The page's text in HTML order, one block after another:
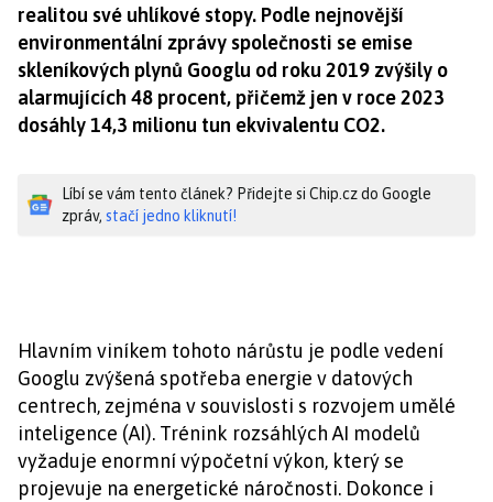
realitou své uhlíkové stopy. Podle nejnovější
environmentální zprávy společnosti se emise
skleníkových plynů Googlu od roku 2019 zvýšily o
alarmujících 48 procent, přičemž jen v roce 2023
dosáhly 14,3 milionu tun ekvivalentu CO2.
Líbí se vám tento článek? Přidejte si Chip.cz do Google
zpráv, stačí jedno kliknutí!
Hlavním viníkem tohoto nárůstu je podle vedení
Googlu zvýšená spotřeba energie v datových
centrech, zejména v souvislosti s rozvojem umělé
inteligence (AI). Trénink rozsáhlých AI modelů
vyžaduje enormní výpočetní výkon, který se
projevuje na energetické náročnosti. Dokonce i